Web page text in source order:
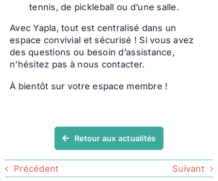
tennis, de pickleball ou d’une salle.
Avec Yapla, tout est centralisé dans un
espace convivial et sécurisé ! Si vous avez
des questions ou besoin d’assistance,
n’hésitez pas à nous contacter.
À bientôt sur votre espace membre !
Retour aux actualités
Précédent Suivant